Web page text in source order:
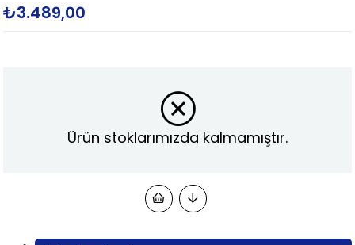
₺3.489,00
Ürün stoklarımızda kalmamıştır.